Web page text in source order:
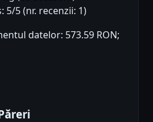
5/5 (nr. recenzii: 1)
datelor: 573.59 RON;